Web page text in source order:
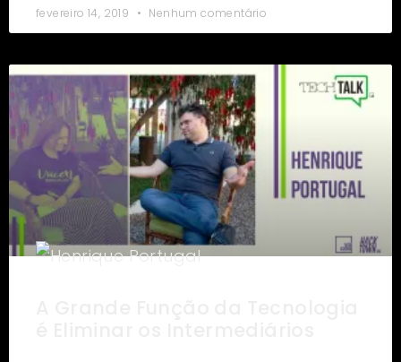
fevereiro 14, 2019 Nenhum comentário